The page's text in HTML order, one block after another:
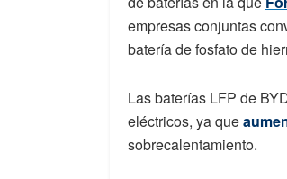
empresas conjuntas
batería de fosfato de
Las baterías LFP de
eléctricos, ya que
sobrecalentamiento.